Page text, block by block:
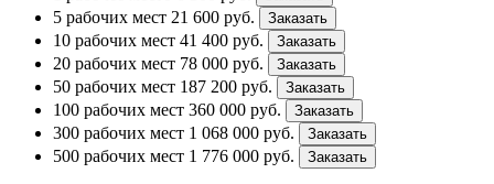
5 рабочих мест 21 600 руб. Заказать
10 рабочих мест 41 400 руб. Заказать
20 рабочих мест 78 000 руб. Заказать
50 рабочих мест 187 200 руб. Заказать
100 рабочих мест 360 000 руб. Заказать
300 рабочих мест 1 068 000 руб. Заказать
500 рабочих мест 1 776 000 руб. Заказать